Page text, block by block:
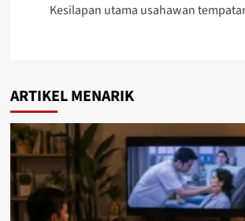
Kesilapan utama usahawan
ARTIKEL MENARIK